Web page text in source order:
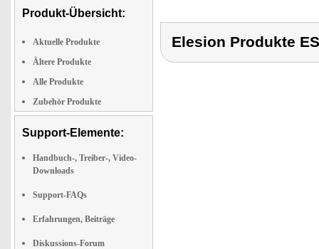
Produkt-Übersicht:
Aktuelle Produkte
Ältere Produkte
Alle Produkte
Zubehör Produkte
Support-Elemente:
Handbuch-, Treiber-, Video-
Downloads
Support-FAQs
Erfahrungen, Beiträge
Diskussions-Forum
Elesion Produkte